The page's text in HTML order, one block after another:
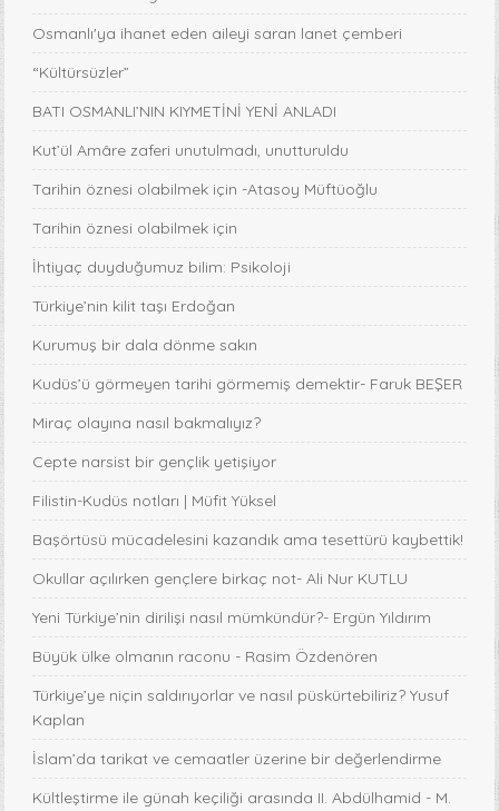
Osmanlı'ya ihanet eden aileyi saran lanet çemberi
“Kültürsüzler”
BATI OSMANLI’NIN KIYMETİNİ YENİ ANLADI
Kut’ül Amâre zaferi unutulmadı, unutturuldu
Tarihin öznesi olabilmek için -Atasoy Müftüoğlu
Tarihin öznesi olabilmek için
İhtiyaç duyduğumuz bilim: Psikoloji
Türkiye’nin kilit taşı Erdoğan
Kurumuş bir dala dönme sakın
Kudüs’ü görmeyen tarihi görmemiş demektir- Faruk BEŞER
Miraç olayına nasıl bakmalıyız?
Cepte narsist bir gençlik yetişiyor
Filistin-Kudüs notları | Müfit Yüksel
Başörtüsü mücadelesini kazandık ama tesettürü kaybettik!
Okullar açılırken gençlere birkaç not- Ali Nur KUTLU
Yeni Türkiye’nin dirilişi nasıl mümkündür?- Ergün Yıldırım
Büyük ülke olmanın raconu - Rasim Özdenören
Türkiye’ye niçin saldırıyorlar ve nasıl püskürtebiliriz? Yusuf
Kaplan
İslam’da tarikat ve cemaatler üzerine bir değerlendirme
Kültleştirme ile günah keçiliği arasında II. Abdülhamid - M.